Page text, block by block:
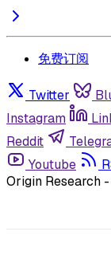
免费订阅
Twitter
Instagram
Reddit
Youtube
Origin Research